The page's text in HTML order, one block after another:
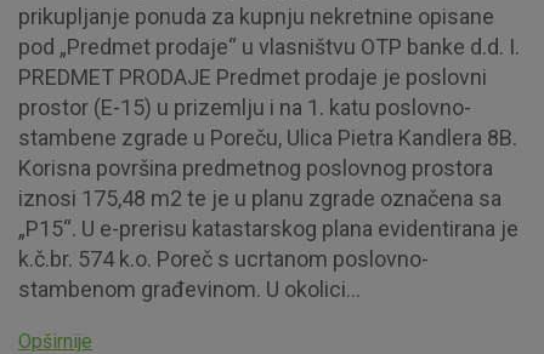
prikupljanje ponuda za kupnju nekretnine opisane
pod „Predmet prodaje“ u vlasništvu OTP banke d.d. I.
PREDMET PRODAJE Predmet prodaje je poslovni
prostor (E-15) u prizemlju i na 1. katu poslovno-
stambene zgrade u Poreču, Ulica Pietra Kandlera 8B.
Korisna površina predmetnog poslovnog prostora
iznosi 175,48 m2 te je u planu zgrade označena sa
„P15“. U e-prerisu katastarskog plana evidentirana je
k.č.br. 574 k.o. Poreč s ucrtanom poslovno-
stambenom građevinom. U okolici...
Opširnije
identificirati.
Detaljnije informacije o kolačićima